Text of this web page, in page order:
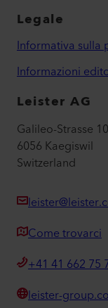
Legale
Informativa sulla
Informazioni
Leister AG
Galileo-Strasse 10
6056 Kaegiswil
Switzerland
Come trovarci
+41 41 662 75
leister-